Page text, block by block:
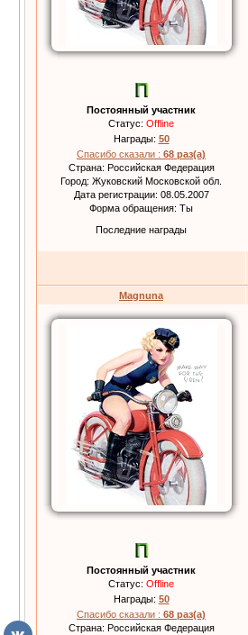
Постоянный участник
Статус: Offline
Награды: 50
Спасибо сказали : 68 раз(а)
Страна: Российская Федерация
Город: Жуковский Московской обл.
Дата регистрации: 08.05.2007
Форма обращения: Ты
Последние награды
Magnuna
Постоянный участник
Статус: Offline
Награды: 50
Спасибо сказали : 68 раз(а)
Страна: Российская Федерация